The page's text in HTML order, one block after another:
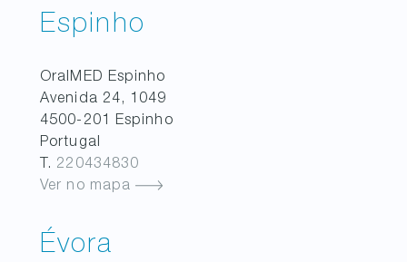
Espinho
OralMED Espinho
Avenida 24, 1049
4500-201
Espinho
Portugal
T. 220434830
Ver no mapa
Évora